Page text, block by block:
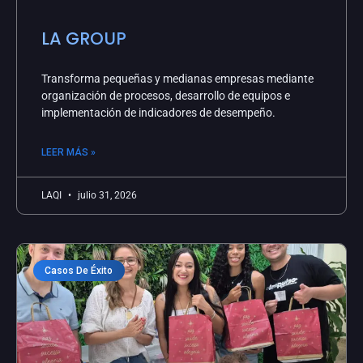
LA GROUP
Transforma pequeñas y medianas empresas mediante
organización de procesos, desarrollo de equipos e
implementación de indicadores de desempeño.
LEER MÁS »
LAQI julio 31, 2026
Casos De Éxito